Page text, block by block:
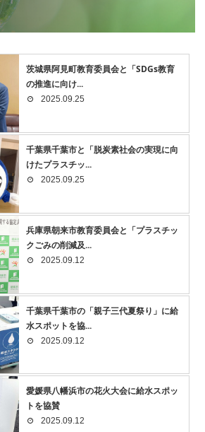
茨城県阿見町教育委員会と「SDGs教育
の推進に向け...
2025.09.25
千葉県千葉市と「脱炭素社会の実現に向
けたプラスチッ...
2025.09.25
兵庫県朝来市教育委員会と「プラスチッ
クごみの削減及...
2025.09.12
千葉県千葉市の「親子三代夏祭り」に給
水スポットを協...
2025.09.12
愛媛県八幡浜市の花火大会に給水スポッ
トを協賛
2025.09.12